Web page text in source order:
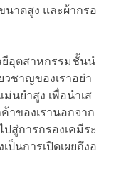
นาดสูง และผ้ากรอ
ยีอุตสาหกรรมชั้นนํ
ชาญของเราอย่า
นยําสูง เพื่อนําเส
ของเรานอกจาก
ปสู่การกรองเคมีระ
ป็นการเปิดเผยถึงอ